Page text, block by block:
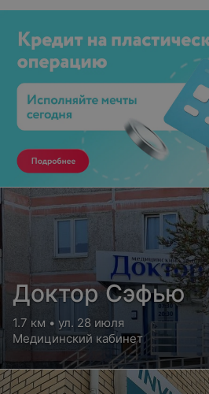
Доктор Сэфью
1.7 км • ул. 28 июля
Медицинский кабинет